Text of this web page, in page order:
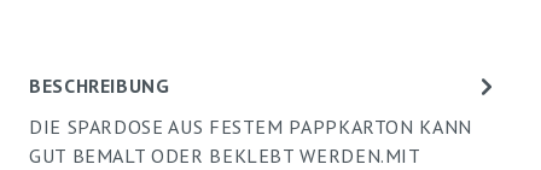
BESCHREIBUNG
DIE SPARDOSE AUS FESTEM PAPPKARTON KANN
GUT BEMALT ODER BEKLEBT WERDEN.MIT